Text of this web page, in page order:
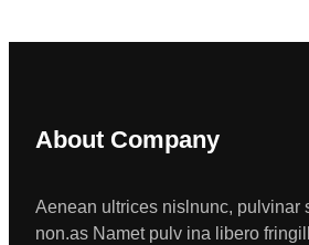
About Company
Aenean ultrices nislnunc, pulvinar
non.as Namet pulv ina libero